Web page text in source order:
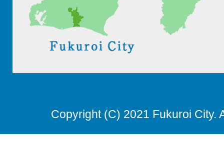
Copyright (C) 2021 Fukuroi City.